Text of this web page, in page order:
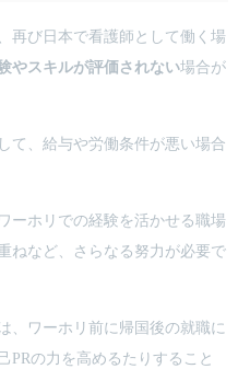
再び日本で看護師として働く場
やスキルが評価されない場合が
て、給与や労働条件が悪い場合
ーホリでの経験を活かせる職場
ねなど、さらなる努力が必要で
、ワーホリ前に帰国後の就職に
PRの力を高めるたりすること